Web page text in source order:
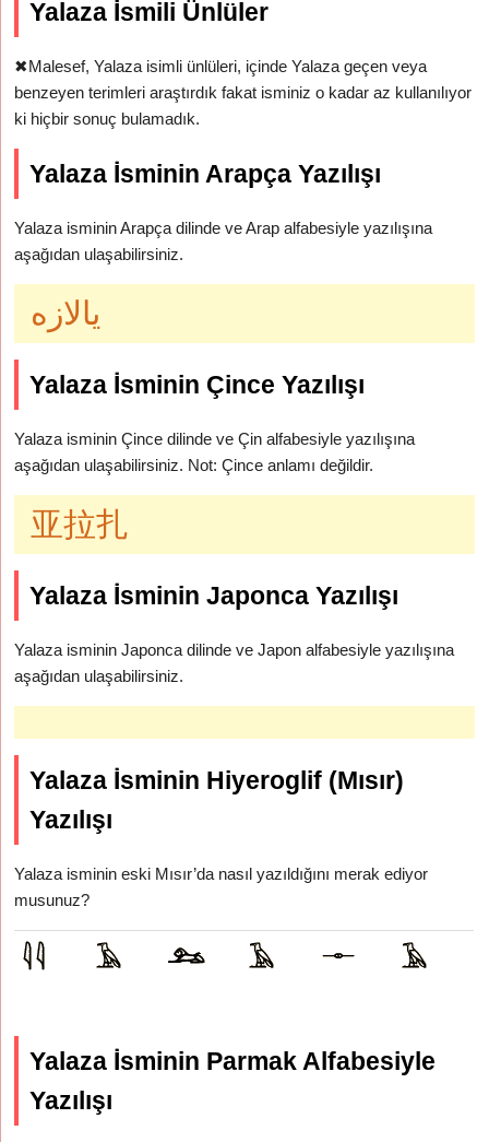
Yalaza İsmili Ünlüler
✖Malesef, Yalaza isimli ünlüleri, içinde Yalaza geçen veya
benzeyen terimleri araştırdık fakat isminiz o kadar az kullanılıyor
ki hiçbir sonuç bulamadık.
Yalaza İsminin Arapça Yazılışı
Yalaza isminin Arapça dilinde ve Arap alfabesiyle yazılışına
aşağıdan ulaşabilirsiniz.
يالازه
Yalaza İsminin Çince Yazılışı
Yalaza isminin Çince dilinde ve Çin alfabesiyle yazılışına
aşağıdan ulaşabilirsiniz. Not: Çince anlamı değildir.
亚拉扎
Yalaza İsminin Japonca Yazılışı
Yalaza isminin Japonca dilinde ve Japon alfabesiyle yazılışına
aşağıdan ulaşabilirsiniz.
Yalaza İsminin Hiyeroglif (Mısır)
Yazılışı
Yalaza isminin eski Mısır’da nasıl yazıldığını merak ediyor
musunuz?
Yalaza İsminin Parmak Alfabesiyle
Yazılışı